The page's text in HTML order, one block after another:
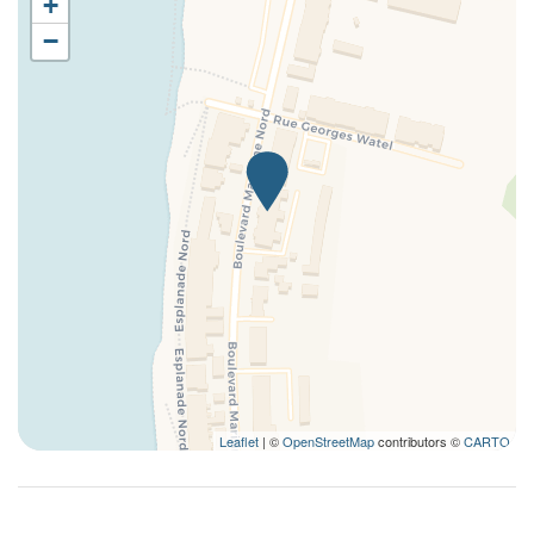
Phon
Rauchmelder
Schränke im Zimmer
Selbst zubereitete Mahlzeiten
Teller und Besteck
Teller und Geschirr
Töpfe und Pfannen
Vogelbeobachtung
−
Leaflet | ©OpenStreetMapcontributors ©CARTO